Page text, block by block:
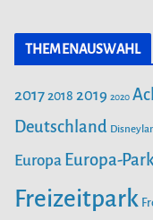
e
n
c
o
o
s
t
g
r
u
T
b
e
THEMENAUSWAHL
20172018 2019 2020
Deutschland
Europa Europa-
Freizeitpark